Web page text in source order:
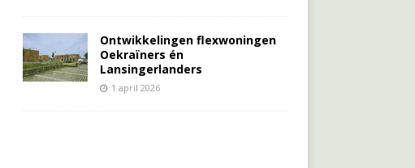
Ontwikkelingen flexwoningen
Oekraïners én
Lansingerlanders
1 april 2026